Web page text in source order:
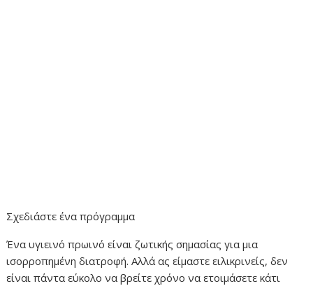
Σχεδιάστε ένα πρόγραμμα
Ένα υγιεινό πρωινό είναι ζωτικής σημασίας για μια
ισορροπημένη διατροφή. Αλλά ας είμαστε ειλικρινείς, δεν
είναι πάντα εύκολο να βρείτε χρόνο να ετοιμάσετε κάτι